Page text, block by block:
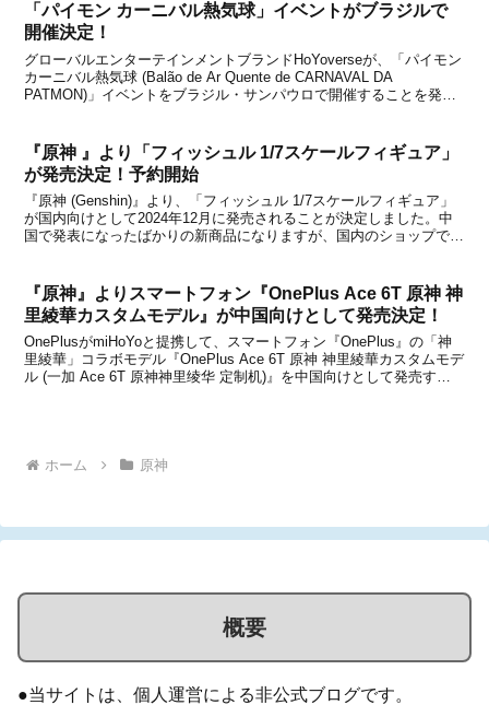
「パイモン カーニバル熱気球」イベントがブラジルで
開催決定！
グローバルエンターテインメントブランドHoYoverseが、「パイモン
カーニバル熱気球 (Balão de Ar Quente de CARNAVAL DA
PATMON)」イベントをブラジル・サンパウロで開催することを発表
『原神 』より「フィッシュル 1/7スケールフィギュア」
が発売決定！予約開始
『原神 (Genshin)』より、「フィッシュル 1/7スケールフィギュア」
が国内向けとして2024年12月に発売されることが決定しました。中
国で発表になったばかりの新商品になりますが、国内のショップでも
『原神』よりスマートフォン『OnePlus Ace 6T 原神 神
里綾華カスタムモデル』が中国向けとして発売決定！
OnePlusがmiHoYoと提携して、スマートフォン『OnePlus』の「神
里綾華」コラボモデル『OnePlus Ace 6T 原神 神里綾華カスタムモデ
ル (一加 Ace 6T 原神神里绫华 定制机)』を中国向けとして発売する
ホーム 原神
概要
●当サイトは、個人運営による非公式ブログです。